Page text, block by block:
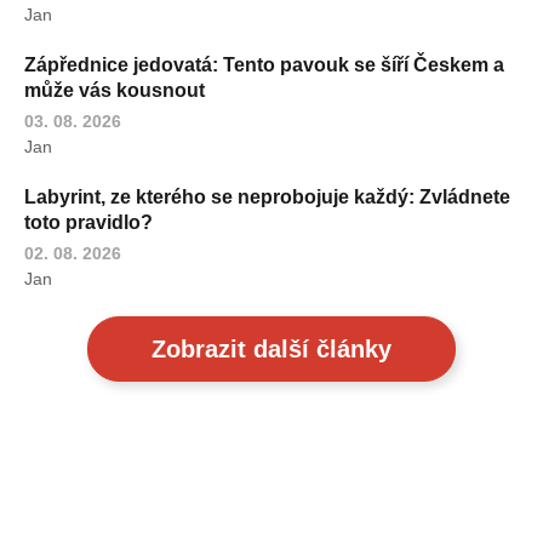
Jan
Zápřednice jedovatá: Tento pavouk se šíří Českem a
může vás kousnout
03. 08. 2026
Jan
Labyrint, ze kterého se neprobojuje každý: Zvládnete
toto pravidlo?
02. 08. 2026
Jan
Zobrazit další články